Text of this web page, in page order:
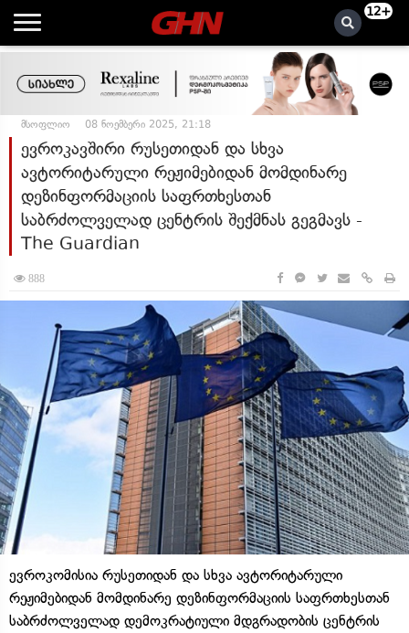
12+
მსოფლიო 08 ნოემბერი 2025, 21:18
ევროკავშირი რუსეთიდან და სხვა
ავტორიტარული რეჟიმებიდან მომდინარე
დეზინფორმაციის საფრთხესთან
საბრძოლველად ცენტრის შექმნას გეგმავს -
The Guardian
888
ევროკომისია რუსეთიდან და სხვა ავტორიტარული
რეჟიმებიდან მომდინარე დეზინფორმაციის საფრთხესთან
საბრძოლველად დემოკრატიული მდგრადობის ცენტრის